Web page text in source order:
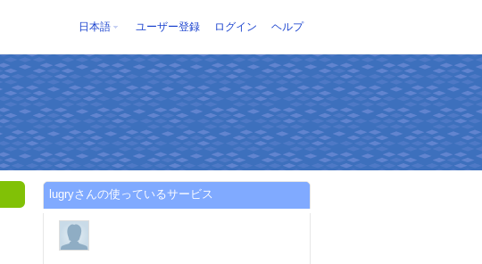
日本語 ユーザー登録 ログイン ヘルプ
lugryさんの使っているサービス